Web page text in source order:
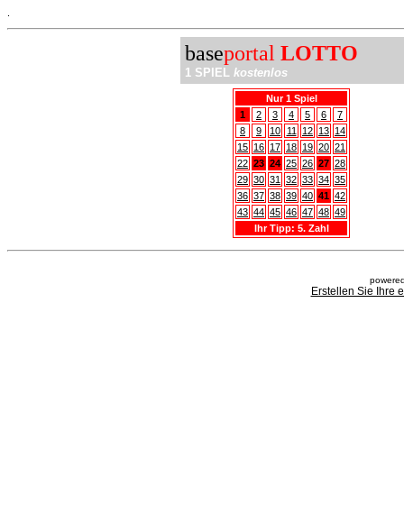
baseportal LOTTO
1 SPIEL kostenlos
Nur 1 Spiel
1
2 3 4 5 6
7
8
9 10 11 12 13 14
15 16 17 18 19 20 21
22 23 24 25 26 27 28
29 30 31 32 33 34 35
36 37 38 39 40 41 42
43 44 45 46 47 48 49
Ihr Tipp: 5. Zahl
Erstellen Sie Ihre